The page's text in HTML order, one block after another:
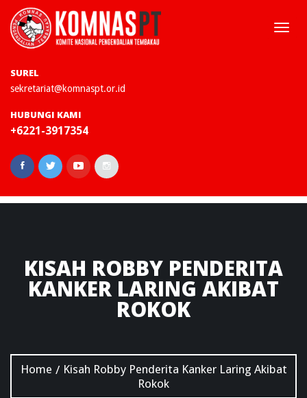
SUREL
sekretariat@komnaspt.or.id
HUBUNGI KAMI
+6221-3917354
KISAH ROBBY PENDERITA
KANKER LARING AKIBAT
ROKOK
Home / Kisah Robby Penderita Kanker Laring Akibat
Rokok